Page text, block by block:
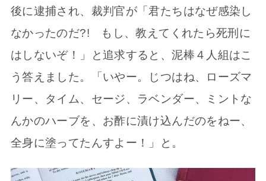
後に逮捕され、裁判官が「君たちはなぜ感染し
なかったのだ?! もし、教えてくれたら死刑に
はしないぞ！」と追求すると、泥棒４人組はこ
う答えました。「いやー。じつはね、ローズマ
リー、タイム、セージ、ラベンダー、ミントな
んかのハーブを、お酢に漬け込んだのをねー、
全身に塗ってたんすよー！」と。